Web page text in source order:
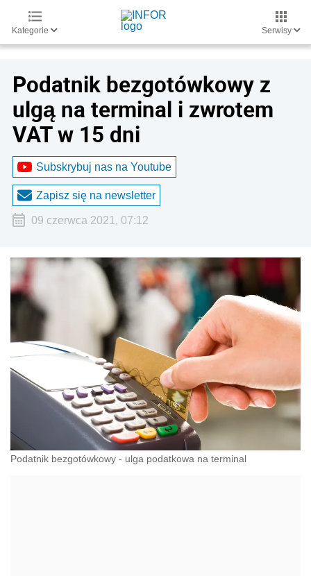
Kategorie Serwisy
Podatnik bezgotówkowy z
ulgą na terminal i zwrotem
VAT w 15 dni
Subskrybuj nas na Youtube
Zapisz się na newsletter
09 czerwca 2021, 07:12
Podatnik bezgotówkowy - ulga podatkowa na terminal